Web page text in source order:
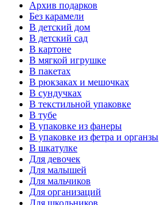
Архив подарков
Без карамели
В детский дом
В детский сад
В картоне
В мягкой игрушке
В пакетах
В рюкзаках и мешочках
В сундучках
В текстильной упаковке
В тубе
В упаковке из фанеры
В упаковке из фетра и органзы
В шкатулке
Для девочек
Для малышей
Для мальчиков
Для организаций
Для школьников